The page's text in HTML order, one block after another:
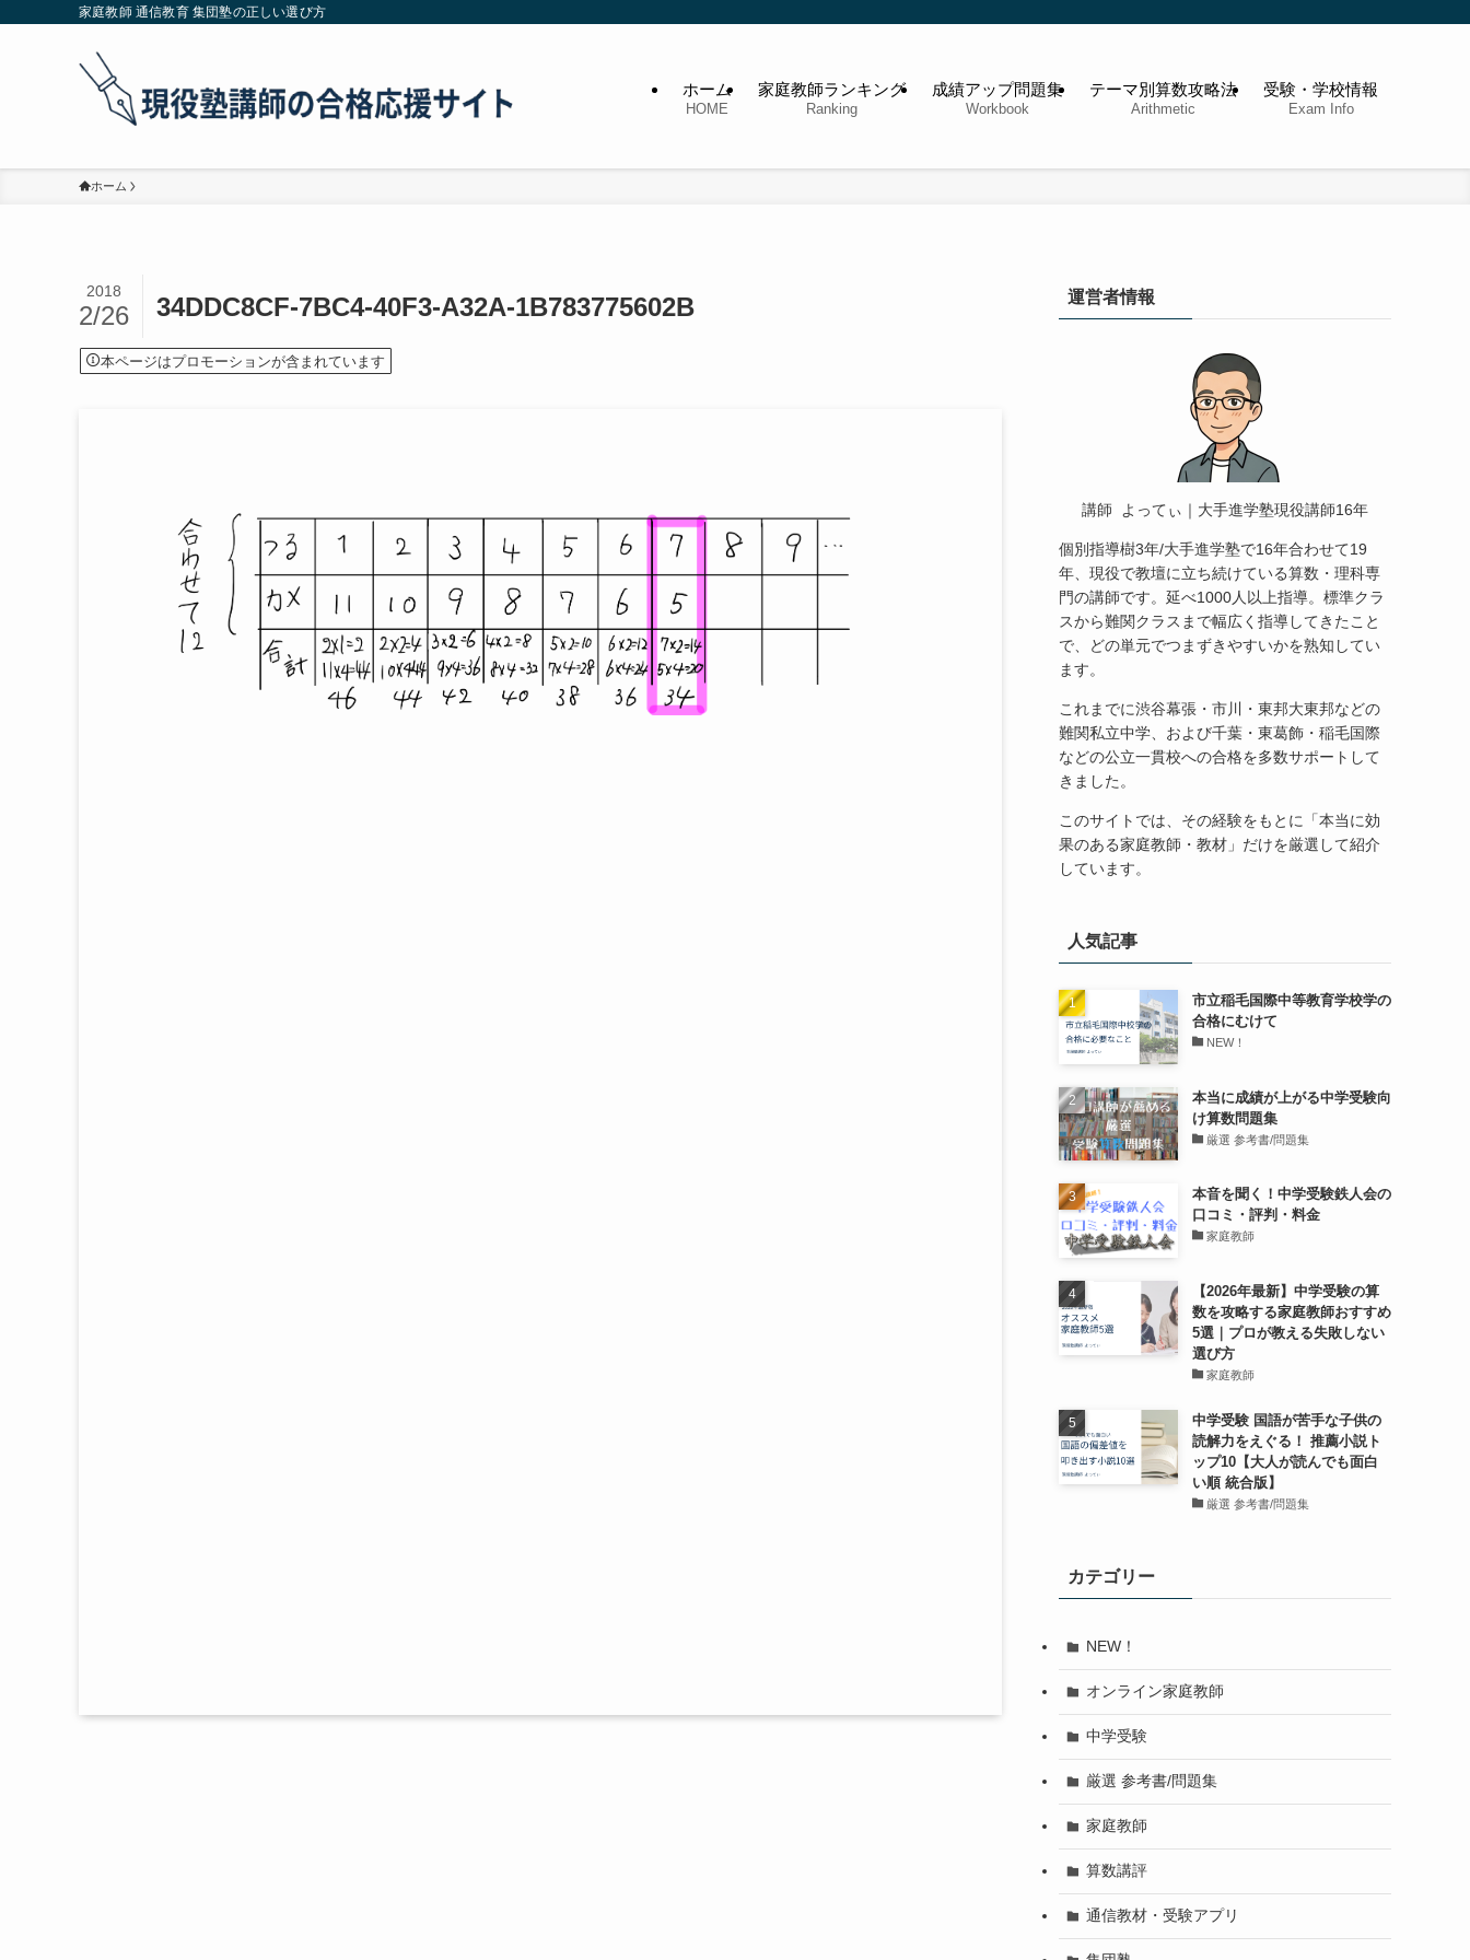
家庭教師 通信教育 集団塾の正しい選び方
ホーム
HOME
家庭教師ランキング
Ranking
成績アップ問題集
Workbook
テーマ別算数攻略法
Arithmetic
受験・学校情報
Exam Info
ホーム
34DDC8CF-7BC4-40F3-A32A-1B783775602B
2018
2/26
本ページはプロモーションが含まれています
運営者情報
講師 よってぃ｜大手進学塾現役講師16年
個別指導樹3年/大手進学塾で16年合わせて19
年、現役で教壇に立ち続けている算数・理科専
門の講師です。延べ1000人以上指導。標準クラ
スから難関クラスまで幅広く指導してきたこと
で、どの単元でつまずきやすいかを熟知してい
ます。
これまでに渋谷幕張・市川・東邦大東邦などの
難関私立中学、および千葉・東葛飾・稲毛国際
などの公立一貫校への合格を多数サポートして
きました。
このサイトでは、その経験をもとに「本当に効
果のある家庭教師・教材」だけを厳選して紹介
しています。
人気記事
市立稲毛国際中等教育学校学の
合格にむけて
NEW！
本当に成績が上がる中学受験向
け算数問題集
厳選 参考書/問題集
本音を聞く！中学受験鉄人会の
口コミ・評判・料金
家庭教師
【2026年最新】中学受験の算
数を攻略する家庭教師おすすめ
5選｜プロが教える失敗しない
選び方
家庭教師
中学受験 国語が苦手な子供の
読解力をえぐる！ 推薦小説ト
ップ10【大人が読んでも面白
い順 統合版】
厳選 参考書/問題集
カテゴリー
NEW！
オンライン家庭教師
中学受験
厳選 参考書/問題集
家庭教師
算数講評
通信教材・受験アプリ